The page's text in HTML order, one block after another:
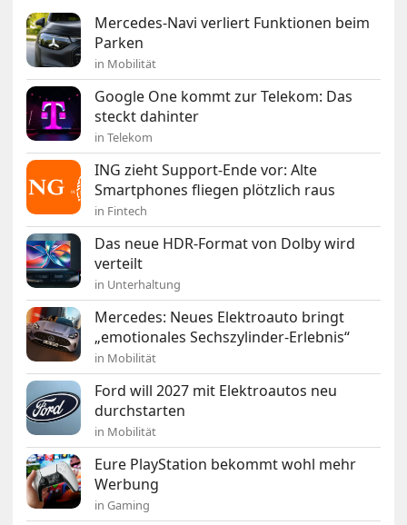
Mercedes-Navi verliert Funktionen beim
Parken
in Mobilität
Google One kommt zur Telekom: Das
steckt dahinter
in Telekom
ING zieht Support-Ende vor: Alte
Smartphones fliegen plötzlich raus
in Fintech
Das neue HDR-Format von Dolby wird
verteilt
in Unterhaltung
Mercedes: Neues Elektroauto bringt
„emotionales Sechszylinder-Erlebnis“
in Mobilität
Ford will 2027 mit Elektroautos neu
durchstarten
in Mobilität
Eure PlayStation bekommt wohl mehr
Werbung
in Gaming